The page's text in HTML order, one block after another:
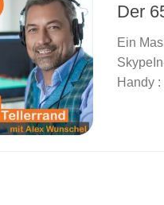
Der
Ein
Handy